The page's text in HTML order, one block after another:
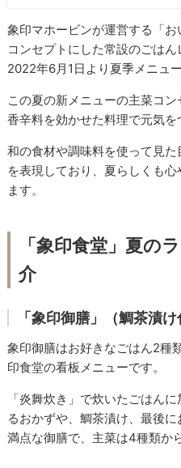
象印マホービンが運営する「
コンセプトにした常設のごはん
2022年6月1日より夏季メニュ
この夏の新メニューの主菜コ
香辛料を効かせた料理で元気を
和の食材や調味料を使って見
を表現しており、夏らしくも
ます。
「象印食堂」夏の
介
「象印御膳」（鯛茶漬
象印御膳はお好きなごはん2種
印食堂の看板メニューです。
「炎舞炊き」で炊いたごはん
るおかずや、鯛茶漬け、最後
満点な御膳で、主菜は4種類か